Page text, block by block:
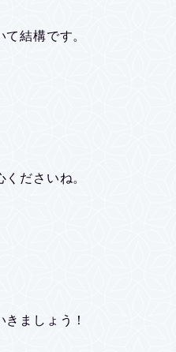
結構です。
ださいね。
ましょう！